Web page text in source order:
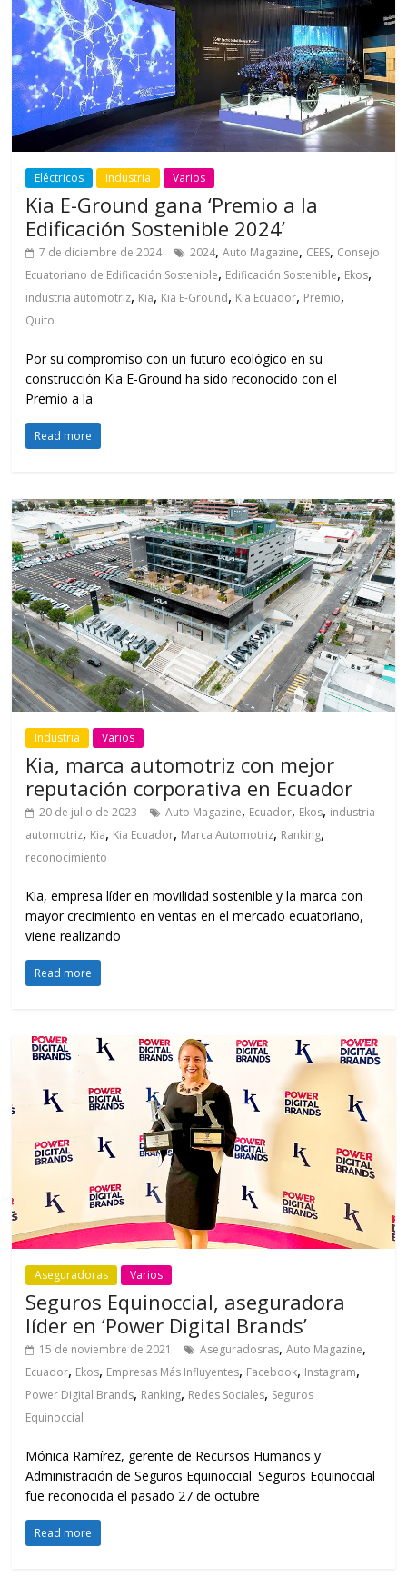
Eléctricos Industria Varios
Kia E-Ground gana ‘Premio a la
Edificación Sostenible 2024’
7 de diciembre de 2024 2024,Auto Magazine, CEES, Consejo
Ecuatoriano de Edificación Sostenible, Edificación Sostenible, Ekos,
industria automotriz, Kia, Kia E-Ground, Kia Ecuador, Premio,
Quito
Por su compromiso con un futuro ecológico en su
construcción Kia E-Ground ha sido reconocido con el
Premio a la
Read more
Industria Varios
Kia, marca automotriz con mejor
reputación corporativa en Ecuador
20 de julio de 2023 Auto Magazine, Ecuador, Ekos, industria
automotriz, Kia, Kia Ecuador, Marca Automotriz, Ranking,
reconocimiento
Kia, empresa líder en movilidad sostenible y la marca con
mayor crecimiento en ventas en el mercado ecuatoriano,
viene realizando
Read more
Aseguradoras Varios
Seguros Equinoccial, aseguradora
líder en ‘Power Digital Brands’
15 de noviembre de 2021 Aseguradosras,Auto Magazine,
Ecuador, Ekos, Empresas Más Influyentes, Facebook, Instagram,
Power Digital Brands, Ranking, Redes Sociales, Seguros
Equinoccial
Mónica Ramírez, gerente de Recursos Humanos y
Administración de Seguros Equinoccial. Seguros Equinoccial
fue reconocida el pasado 27 de octubre
Read more